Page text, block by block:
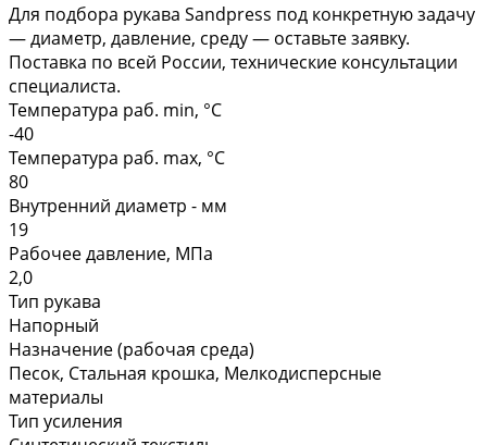
Для подбора рукава Sandpress под конкретную задачу
— диаметр, давление, среду — оставьте заявку.
Поставка по всей России, технические консультации
специалиста.
Температура раб. min, °C
-40
Температура раб. max, °C
80
Внутренний диаметр - мм
19
Рабочее давление, МПа
2,0
Тип рукава
Напорный
Назначение (рабочая среда)
Песок, Стальная крошка, Мелкодисперсные
материалы
Тип усиления